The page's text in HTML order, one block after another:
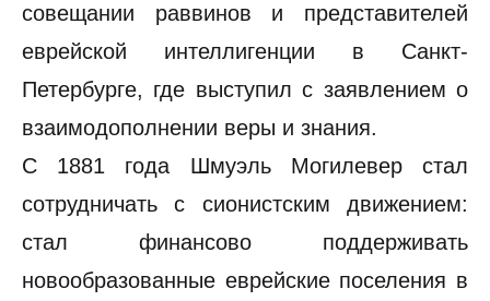
совещании раввинов и представителей
еврейской интеллигенции в Санкт-
Петербурге, где выступил с заявлением о
взаимодополнении веры и знания.
С 1881 года Шмуэль Могилевер стал
сотрудничать с сионистским движением:
стал финансово поддерживать
новообразованные еврейские поселения в